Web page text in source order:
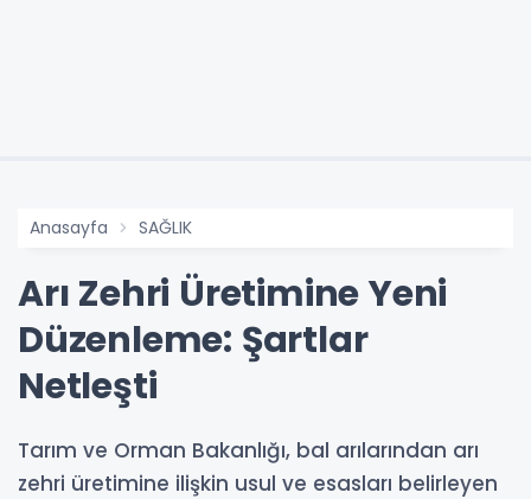
Anasayfa SAĞLIK
Arı Zehri Üretimine Yeni
Düzenleme: Şartlar
Netleşti
Tarım ve Orman Bakanlığı, bal arılarından arı
zehri üretimine ilişkin usul ve esasları belirleyen